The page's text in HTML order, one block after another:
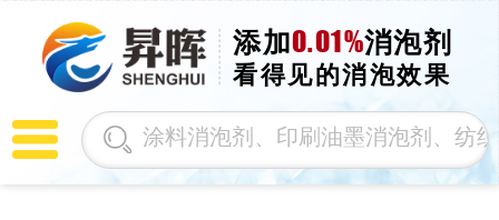
添加0.01%消泡剂
看得见的消泡效果